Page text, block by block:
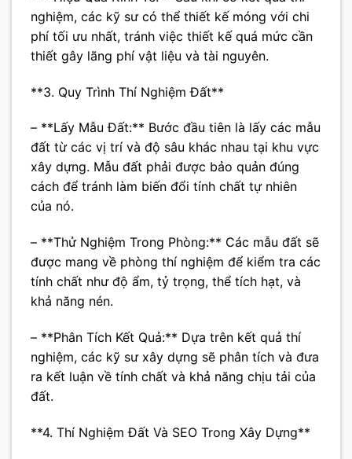
nghiệm, các kỹ sư có thể thiết kế móng với chi
phí tối ưu nhất, tránh việc thiết kế quá mức cần
thiết gây lãng phí vật liệu và tài nguyên.
**3. Quy Trình Thí Nghiệm Đất**
– **Lấy Mẫu Đất:** Bước đầu tiên là lấy các mẫu
đất từ các vị trí và độ sâu khác nhau tại khu vực
xây dựng. Mẫu đất phải được bảo quản đúng
cách để tránh làm biến đổi tính chất tự nhiên
của nó.
– **Thử Nghiệm Trong Phòng:** Các mẫu đất sẽ
được mang về phòng thí nghiệm để kiểm tra các
tính chất như độ ẩm, tỷ trọng, thể tích hạt, và
khả năng nén.
– **Phân Tích Kết Quả:** Dựa trên kết quả thí
nghiệm, các kỹ sư xây dựng sẽ phân tích và đưa
ra kết luận về tính chất và khả năng chịu tải của
đất.
**4. Thí Nghiệm Đất Và SEO Trong Xây Dựng**